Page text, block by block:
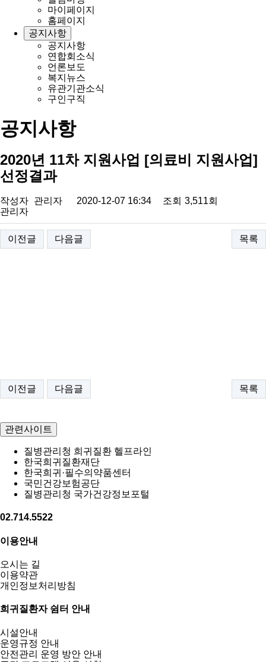
마이페이지
홈페이지
공지사항
공지사항
연합회소식
언론보도
복지뉴스
유관기관소식
구인구직
공지사항
2020년 11차 지원사업 [의료비 지원사업]
선정결과
작성자 관리자 2020-12-07 16:34 조회 3,511회
관리자
이전글 다음글 목록
이전글 다음글 목록
관련사이트
질병관리청 희귀질환 헬프라인
한국희귀질환재단
한국희귀·필수의약품센터
국민건강보험공단
질병관리청 국가건강정보포털
02.714.5522
이용안내
오시는 길
이용약관
개인정보처리방침
희귀질환자 쉼터 안내
시설안내
운영규정 안내
안전관리 운영 방안 안내